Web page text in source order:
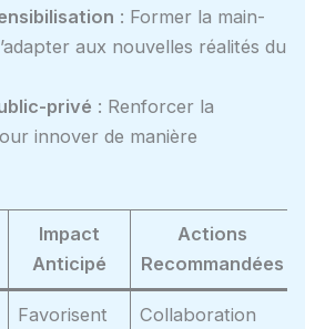
: Former la main-
aux nouvelles réalités du
privé : Renforcer la
innover de manière
Impact
Anticipé
Actions
Recommandées
Favorisent
Collaboration